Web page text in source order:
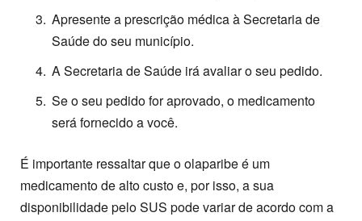
Apresente a prescrição médica à Secretaria de
Saúde do seu município.
A Secretaria de Saúde irá avaliar o seu pedido.
Se o seu pedido for aprovado, o medicamento
será fornecido a você.
É importante ressaltar que o olaparibe é um
medicamento de alto custo e, por isso, a sua
disponibilidade pelo SUS pode variar de acordo com a